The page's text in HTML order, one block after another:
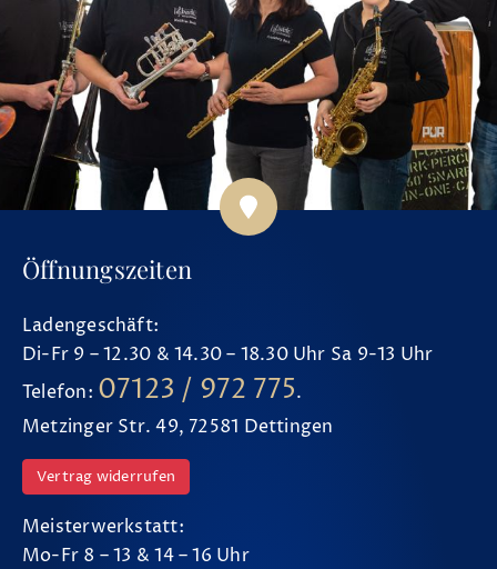
Öffnungszeiten
Ladengeschäft:
Di-Fr 9 – 12.30 & 14.30 – 18.30 Uhr Sa 9-13 Uhr
Telefon: 07123 / 972 775.
Metzinger Str. 49, 72581 Dettingen
Vertrag widerrufen
Meisterwerkstatt:
Mo-Fr 8 – 13 & 14 – 16 Uhr